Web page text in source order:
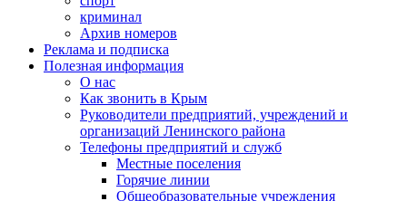
криминал
Архив номеров
Реклама и подписка
Полезная информация
О нас
Как звонить в Крым
Руководители предприятий, учреждений и
организаций Ленинского района
Телефоны предприятий и служб
Местные поселения
Горячие линии
Общеобразовательные учреждения